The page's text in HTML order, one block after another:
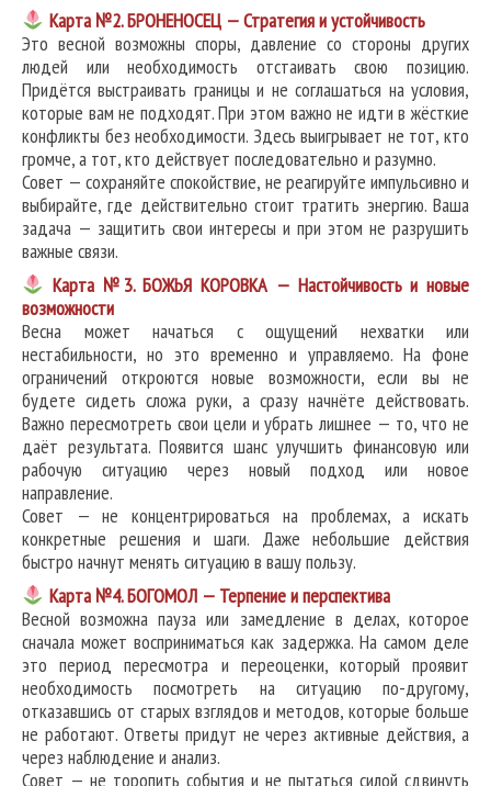
Карта №2. БРОНЕНОСЕЦ — Стратегия и устойчивость
Это весной возможны споры, давление со стороны других
людей или необходимость отстаивать свою позицию.
Придётся выстраивать границы и не соглашаться на условия,
которые вам не подходят. При этом важно не идти в жёсткие
конфликты без необходимости. Здесь выигрывает не тот, кто
громче, а тот, кто действует последовательно и разумно.
Совет — сохраняйте спокойствие, не реагируйте импульсивно и
выбирайте, где действительно стоит тратить энергию. Ваша
задача — защитить свои интересы и при этом не разрушить
важные связи.
Карта №3. БОЖЬЯ КОРОВКА — Настойчивость и новые
возможности
Весна может начаться с ощущений нехватки или
нестабильности, но это временно и управляемо. На фоне
ограничений откроются новые возможности, если вы не
будете сидеть сложа руки, а сразу начнёте действовать.
Важно пересмотреть свои цели и убрать лишнее — то, что не
даёт результата. Появится шанс улучшить финансовую или
рабочую ситуацию через новый подход или новое
направление.
Совет — не концентрироваться на проблемах, а искать
конкретные решения и шаги. Даже небольшие действия
быстро начнут менять ситуацию в вашу пользу.
Карта №4. БОГОМОЛ — Терпение и перспектива
Весной возможна пауза или замедление в делах, которое
сначала может восприниматься как задержка. На самом деле
это период пересмотра и переоценки, который проявит
необходимость посмотреть на ситуацию по-другому,
отказавшись от старых взглядов и методов, которые больше
не работают. Ответы придут не через активные действия, а
через наблюдение и анализ.
Совет — не торопить события и не пытаться силой сдвинуть